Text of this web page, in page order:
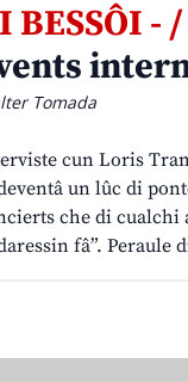
BESSÔI - /
Tomada
cun Loris
un lûc di
che di cualchi
fâ”.